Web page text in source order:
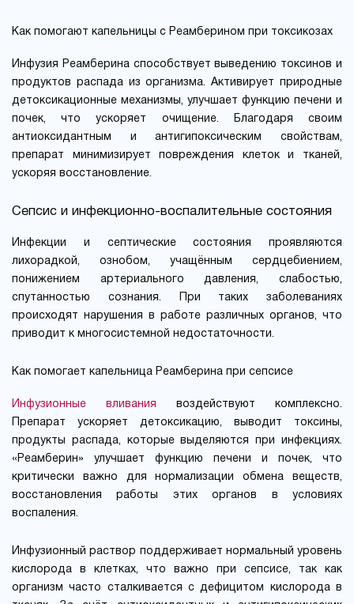
Как помогают капельницы с Реамберином при токсикозах
Инфузия Реамберина способствует выведению токсинов и
продуктов распада из организма. Активирует природные
детоксикационные механизмы, улучшает функцию печени и
почек, что ускоряет очищение. Благодаря своим
антиоксидантным и антигипоксическим свойствам,
препарат минимизирует повреждения клеток и тканей,
ускоряя восстановление.
Сепсис и инфекционно-воспалительные состояния
Инфекции и септические состояния проявляются
лихорадкой, ознобом, учащённым сердцебиением,
понижением артериального давления, слабостью,
спутанностью сознания. При таких заболеваниях
происходят нарушения в работе различных органов, что
приводит к многосистемной недостаточности.
Как помогает капельница Реамберина при сепсисе
Инфузионные вливания
воздействуют комплексно.
Препарат ускоряет детоксикацию, выводит токсины,
продукты распада, которые выделяются при инфекциях.
«Реамберин» улучшает функцию печени и почек, что
критически важно для нормализации обмена веществ,
восстановления работы этих органов в условиях
воспаления.
Инфузионный раствор поддерживает нормальный уровень
кислорода в клетках, что важно при сепсисе, так как
организм часто сталкивается с дефицитом кислорода в